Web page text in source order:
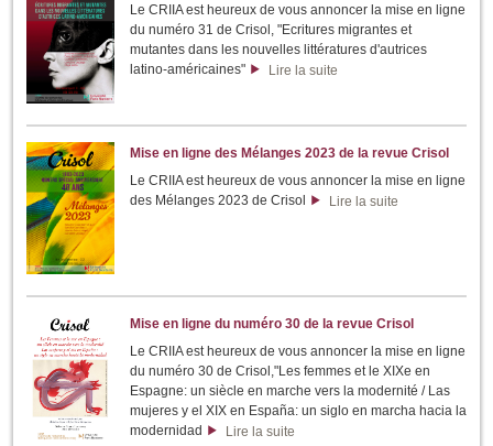
Le CRIIA est heureux de vous annoncer la mise en ligne
du numéro 31 de Crisol, "Ecritures migrantes et
mutantes dans les nouvelles littératures d'autrices
latino-américaines"
Lire la suite
Mise en ligne des Mélanges 2023 de la revue Crisol
Le CRIIA est heureux de vous annoncer la mise en ligne
des Mélanges 2023 de Crisol
Lire la suite
Mise en ligne du numéro 30 de la revue Crisol
Le CRIIA est heureux de vous annoncer la mise en ligne
du numéro 30 de Crisol,"Les femmes et le XIXe en
Espagne: un siècle en marche vers la modernité / Las
mujeres y el XIX en España: un siglo en marcha hacia la
modernidad
Lire la suite